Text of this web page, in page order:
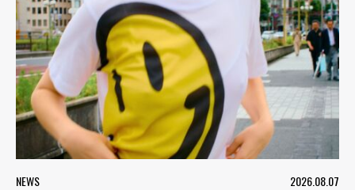
NEWS 2026.08.07